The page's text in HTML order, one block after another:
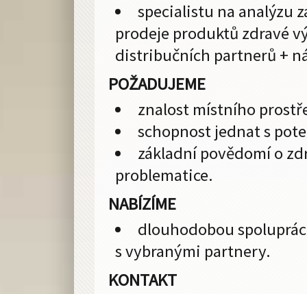
specialistu na analýzu
prodeje produktů zdravé
distribučních partnerů +
POŽADUJEME
znalost místního
schopnost jednat s
základní povědomí o
problematice.
NABÍZÍME
dlouhodobou
s vybranými partnery.
KONTAKT